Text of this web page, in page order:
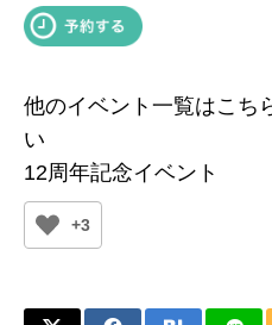
他のイベント一覧はこち
い
12周年記念イベント
+3